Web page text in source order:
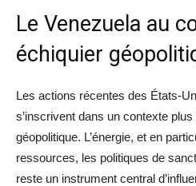
Le Venezuela au
échiquier
Les actions récentes des États-
s’inscrivent dans un contexte
géopolitique. L’énergie, et en
ressources, les politiques de
reste un instrument central